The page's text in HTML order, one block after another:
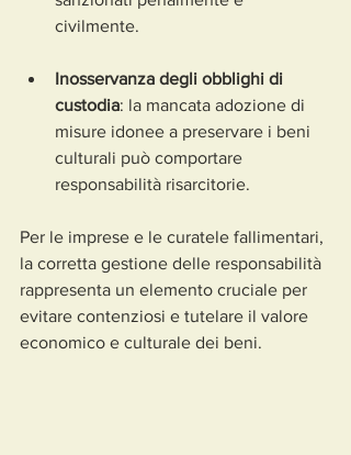
civilmente.
Inosservanza degli obblighi di
custodia: la mancata adozione di
misure idonee a preservare i beni
culturali può comportare
responsabilità risarcitorie.
Per le imprese e le curatele fallimentari,
la corretta gestione delle responsabilità
rappresenta un elemento cruciale per
evitare contenziosi e tutelare il valore
economico e culturale dei beni.